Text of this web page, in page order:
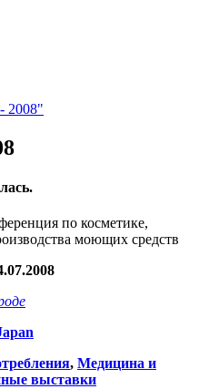
2008"
по косметике,
моющих средств
, Медицина и
выставки